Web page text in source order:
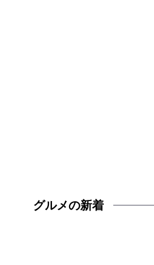
グルメの新着